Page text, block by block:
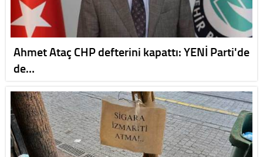
Ahmet Ataç CHP defterini kapattı: YENİ Parti'de
de…